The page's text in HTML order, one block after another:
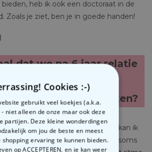
heb ik ook een doctoraat in de
Zoals je ziet, ben je in goede handen!
dat we na 6 jaar relatie
over de
hebben gesproken?
relatie expert die ik ben, kan ik
relatie zijn eigen ritme heeft en soms
Cookies :-)
gebruikt veel koekjes (a.k.a.
- niet alleen de onze maar ook deze
partijen. Deze kleine wonderdingen
om jou de beste en meest
shopping ervaring te kunnen bieden.
op ACCEPTEREN, en je kan weer